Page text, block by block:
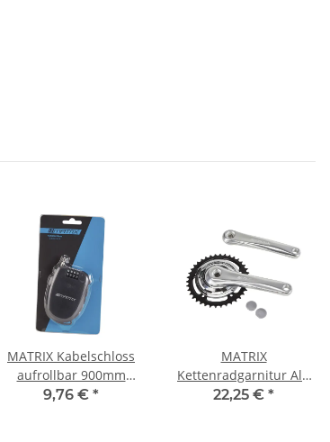
MATRIX Kabelschloss
aufrollbar 900mm
Zahlenschloss schwarz
9,76 € *
MATRIX
Kettenradgarnitur Alu
4-kant 38 Zähne
22,25 € *